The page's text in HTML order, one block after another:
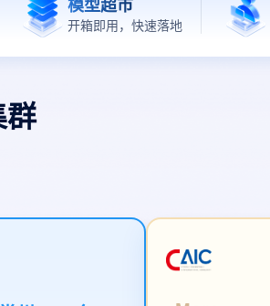
开箱即用，快速落地